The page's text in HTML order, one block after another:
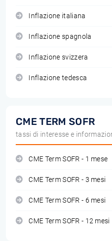
Inflazione italiana
Inflazione spagnola
Inflazione svizzera
Inflazione tedesca
CME TERM SOFR
tassi di interesse e
CME Term SOFR - 1 mese
CME Term SOFR - 3 mesi
CME Term SOFR - 6 mesi
CME Term SOFR - 12 mesi